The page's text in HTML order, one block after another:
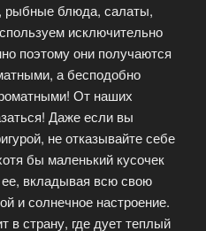
рыбные блюда, салаты,
исключительно
поэтому они получаются
а бесподобно
От наших
Даже если вы
не отказывайте себе
бы маленький кусочек
вкладывая всю свою
и солнечное настроение.
в страну, где дует теплый